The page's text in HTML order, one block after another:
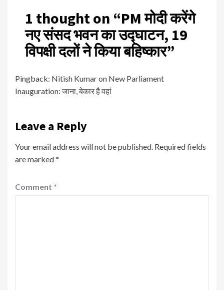
1 thought on “PM मोदी करेंगे
नए संसद भवन का उद्घाटन, 19
विपक्षी दलों ने किया बहिष्कार”
Pingback: Nitish Kumar on New Parliament
Inauguration: जाना, बेकार है वहां
Leave a Reply
Your email address will not be published. Required fields
are marked*
Comment *